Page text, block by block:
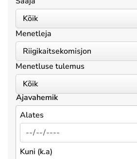
Menetleja
Menetluse tulemus
Ajavahemik
Alates
Kuni (k.a)